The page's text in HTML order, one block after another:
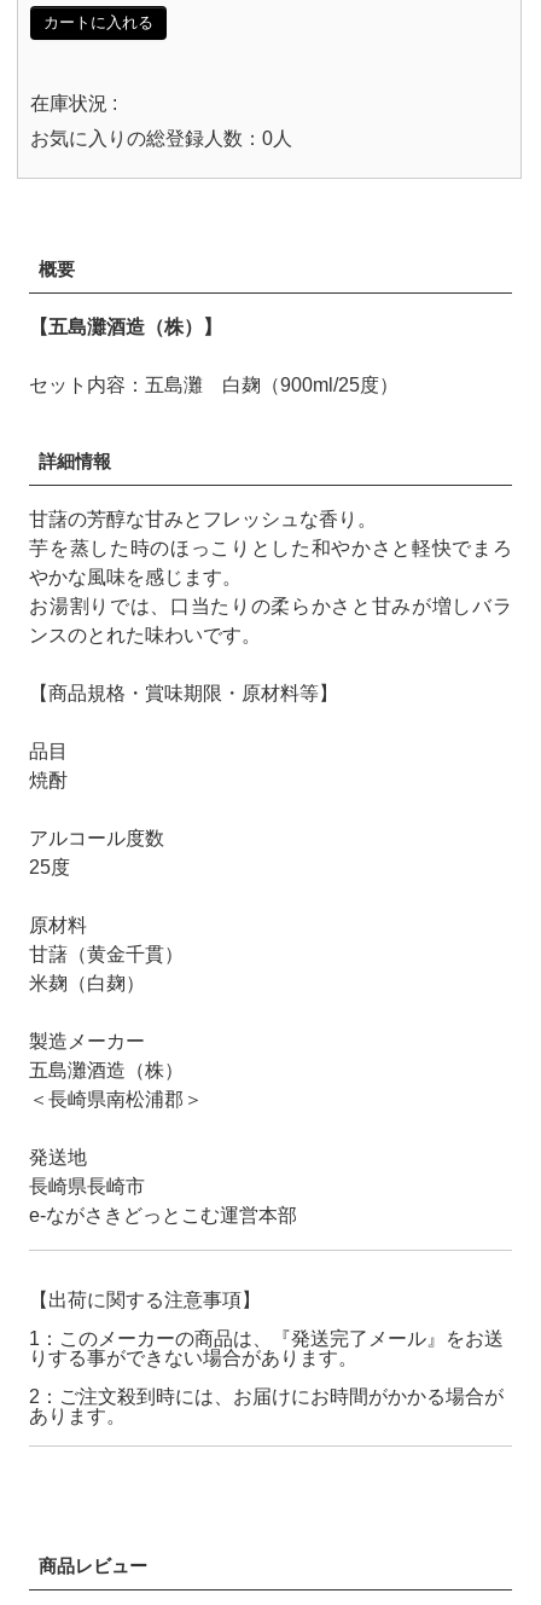
カートに入れる
在庫状況 :
お気に入りの総登録人数：0人
概要
【五島灘酒造（株）】
セット内容：五島灘 白麹（900ml/25度）
詳細情報
甘藷の芳醇な甘みとフレッシュな香り。
芋を蒸した時のほっこりとした和やかさと軽快でまろ
やかな風味を感じます。
お湯割りでは、口当たりの柔らかさと甘みが増しバラ
ンスのとれた味わいです。
【商品規格・賞味期限・原材料等】
品目
焼酎
アルコール度数
25度
原材料
甘藷（黄金千貫）
米麹（白麹）
製造メーカー
五島灘酒造（株）
＜長崎県南松浦郡＞
発送地
長崎県長崎市
e-ながさきどっとこむ運営本部
【出荷に関する注意事項】
1：このメーカーの商品は、『発送完了メール』をお送
りする事ができない場合があります。
2：ご注文殺到時には、お届けにお時間がかかる場合が
あります。
商品レビュー